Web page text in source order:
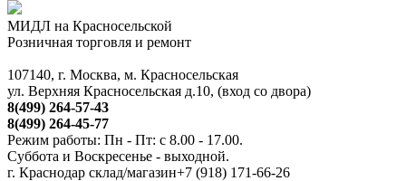
МИДЛ на Красносельской
Розничная торговля и ремонт
107140, г. Москва, м. Красносельская
ул. Верхняя Красносельская д.10, (вход со двора)
8(499) 264-57-43
8(499) 264-45-77
Режим работы: Пн - Пт: с 8.00 - 17.00.
Суббота и Воскресенье - выходной.
г. Краснодар склад/магазин+7 (918) 171-66-26